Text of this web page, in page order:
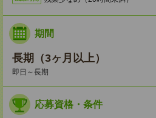
期間
長期（3ヶ月以上）
即日～長期
応募資格・条件